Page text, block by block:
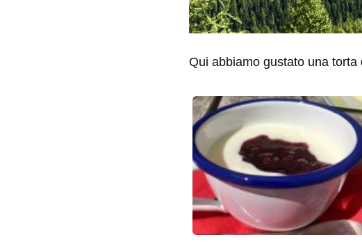
Qui abbiamo gustato una